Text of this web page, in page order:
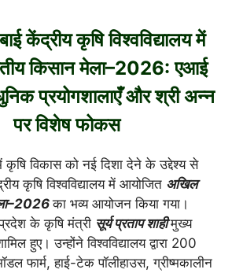
बाई केंद्रीय कृषि विश्वविद्यालयमें
किसान मेला–2026: एआई
प्रयोगशालाएँ और श्री अन्न
पर विशेष फोकस
विकास को नई दिशा देने के उद्देश्य से
कृषि विश्वविद्यालय में आयोजित अखिल
का भव्य आयोजन किया गया।
के कृषि मंत्री सूर्य प्रताप शाहीमुख्य
हुए। उन्होंने विश्वविद्यालय द्वारा 200
फार्म, हाई-टेक पॉलीहाउस, ग्रीष्मकालीन